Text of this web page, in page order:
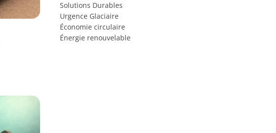
Solutions Durables
Urgence Glaciaire
Économie circulaire
Énergie renouvelable